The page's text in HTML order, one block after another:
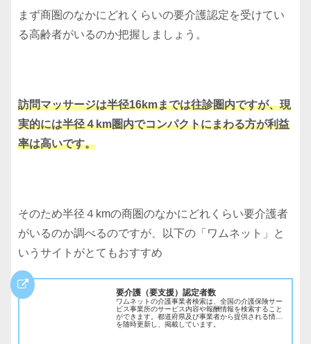
まず商圏のなかにどれくらいの要介護認定を受けてい
る高齢者がいるのか把握しましょう。
訪問マッサージは半径16kmまでは往診圏内ですが、現
実的には半径４km圏内でコンパクトにまわる方が利益
率は高いです。
そのため半径４kmの商圏のなかにどれくらい要介護者
がいるのか調べるのですが、以下の「ワムネット」と
いうサイトがとてもおすすめ
要介護（要支援）認定者数
ワムネットの介護事業者検索は、全国の介護保険サー
ビス事業所のサービス内容や報酬情報を検索すること
ができます。都道府県及び事業者から提供される情報
を随時更新し、掲載しています。